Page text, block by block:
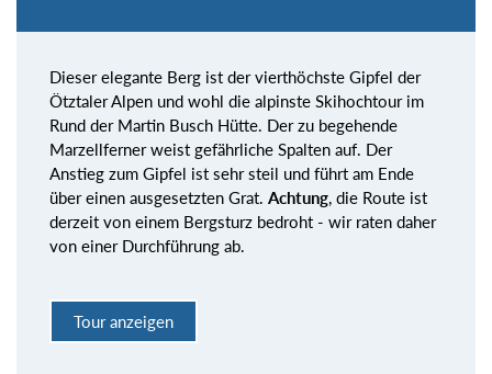
Dieser elegante Berg ist der vierthöchste Gipfel der
Ötztaler Alpen und wohl die alpinste Skihochtour im
Rund der Martin Busch Hütte. Der zu begehende
Marzellferner weist gefährliche Spalten auf. Der
Anstieg zum Gipfel ist sehr steil und führt am Ende
über einen ausgesetzten Grat. Achtung, die Route ist
derzeit von einem Bergsturz bedroht - wir raten daher
von einer Durchführung ab.
Tour anzeigen